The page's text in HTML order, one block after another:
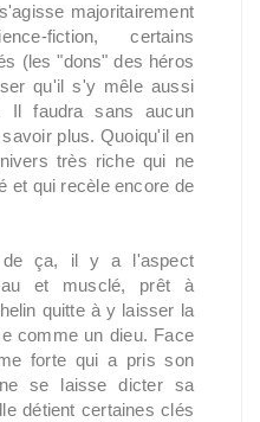
majoritairement
fiction, certains
(les "dons" des héros
qu'il s'y mêle aussi
Il faudra sans aucun
plus. Quoiqu'il en
très riche qui ne
et qui recèle encore de
ça, il y a l'aspect
et musclé, prêt à
quitte à y laisser la
comme un dieu. Face
forte qui a pris son
se laisse dicter sa
détient certaines clés